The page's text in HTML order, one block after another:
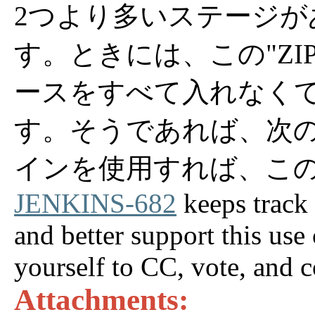
2つより多いステージ
す。ときには、この
ースをすべて入れなく
す。そうであれば、次
インを使用すれば、こ
JENKINS-682 keeps
and better support this use
yourself to CC, vote, and
Attachments: